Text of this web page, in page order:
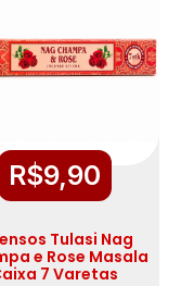
R$9,90
Tulasi Nag
e Rose Masala
7 Varetas